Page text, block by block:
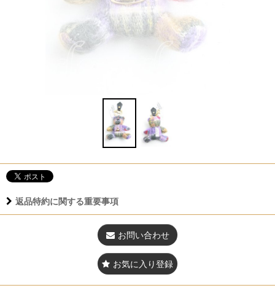
返品特約に関する重要事項
お問い合わせ
お気に入り登録